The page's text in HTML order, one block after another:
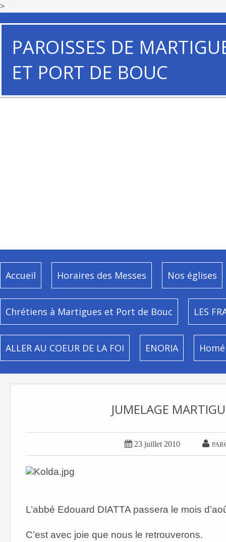
>
PAROISSES DE
ET PORT DE BOUC
Accueil Horaires des Messes Nos églises
Chrétiens à Martigues et Port de Bouc LES
ALLER AU COEUR DE LA FOI ENORIA
JUMELAGE
 23 juillet 2010 
L’abbé Edouard DIATTA passera le mois
C’est avec joie que nous le retrouverons.